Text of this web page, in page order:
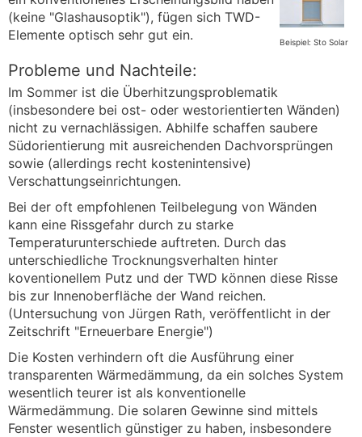
Beispiel: Sto Solar
(keine "Glashausoptik"), fügen sich TWD-
Elemente optisch sehr gut ein.
Probleme und Nachteile:
Im Sommer ist die Überhitzungsproblematik
(insbesondere bei ost- oder westorientierten Wänden)
nicht zu vernachlässigen. Abhilfe schaffen saubere
Südorientierung mit ausreichenden Dachvorsprüngen
sowie (allerdings recht kostenintensive)
Verschattungseinrichtungen.
Bei der oft empfohlenen Teilbelegung von Wänden
kann eine Rissgefahr durch zu starke
Temperaturunterschiede auftreten. Durch das
unterschiedliche Trocknungsverhalten hinter
koventionellem Putz und der TWD können diese Risse
bis zur Innenoberfläche der Wand reichen.
(Untersuchung von Jürgen Rath, veröffentlicht in der
Zeitschrift "Erneuerbare Energie")
Die Kosten verhindern oft die Ausführung einer
transparenten Wärmedämmung, da ein solches System
wesentlich teurer ist als konventionelle
Wärmedämmung. Die solaren Gewinne sind mittels
Fenster wesentlich günstiger zu haben, insbesondere